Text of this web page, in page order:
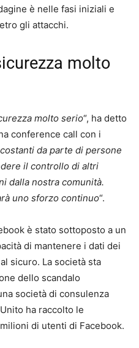
è nelle fasi iniziali e
gli attacchi.
molto
molto serio“, ha detto
conference call con i
da parte di persone
il controllo di altri
dalla nostra comunità.
uno sforzo continuo“.
è stato sottoposto a un
di mantenere i dati dei
sicuro. La società sta
dello scandalo
società di consulenza
ha raccolto le
di utenti di Facebook.